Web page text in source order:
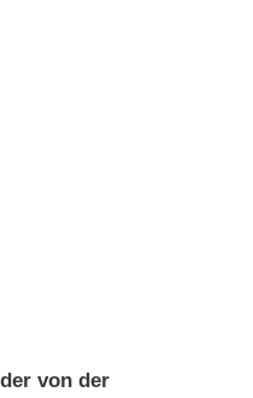
von der